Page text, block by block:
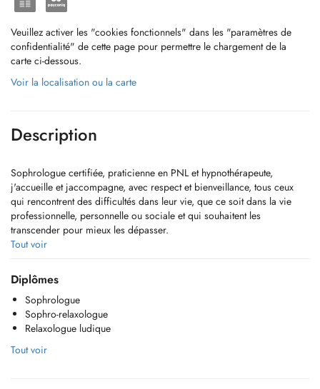
Veuillez activer les "cookies fonctionnels" dans les "paramètres de
confidentialité" de cette page pour permettre le chargement de la
carte ci-dessous.
Voir la localisation ou la carte
Description
Sophrologue certifiée, praticienne en PNL et hypnothérapeute,
j'accueille et jaccompagne, avec respect et bienveillance, tous ceux
qui rencontrent des difficultés dans leur vie, que ce soit dans la vie
professionnelle, personnelle ou sociale et qui souhaitent les
transcender pour mieux les dépasser.
Je suis enseignante de formation et issue d'une famille d'instituteurs,
aînée d'une fratrie nombreuse, mère de trois adolescents... autant de
facettes de la vie qui m'ont fait connaître les difficultés et les joies de
chacun dans ce monde aussi passionnant que stressant et inquiétant
parfois.
Cela m'a donné le goût et la volonté d'écouter, d'entendre et d'aider à
Tout voir
Diplômes
Sophrologue
Sophro-relaxologue
Relaxologue ludique
Tout voir